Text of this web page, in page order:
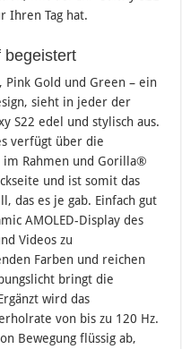
Ihren Tag hat.
begeistert
Pink Gold und Green – ein
sieht in jeder der
S22 edel und stylisch aus.
verfügt über die
Rahmen und Gorilla®
und ist somit das
das es je gab. Einfach gut
AMOLED-Display des
Videos zu
Farben und reichen
bringt die
wird das
von bis zu 120 Hz.
Bewegung flüssig ab,